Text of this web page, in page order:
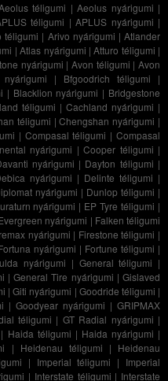
téligumi |Aeolus nyárigumi |
téligumi |APLUS nyárigumi |
téligumi | Arivo nyárigumi |Atlander
|Atlas nyárigumi |Atturo téligumi |
nyárigumi |Avon téligumi |Avon
| Bfgoodrich téligumi |
| Blacklion nyárigumi | Bridgestone
téligumi | Cachland nyárigumi |
téligumi |Chengshan nyárigumi |
| Compasal téligumi |Compasal
nyárigumi | Cooper téligumi |
nyárigumi | Dayton téligumi |
nyárigumi | Delinte téligumi |
nyárigumi | Dunlop téligumi |
nyárigumi | EP Tyre téligumi |
nyárigumi | Falken téligumi
nyárigumi | Firestone téligumi |
nyárigumi | Fortune téligumi |
nyárigumi | General téligumi |
|General Tire nyárigumi |Gislaved
|Giti nyárigumi | Goodride téligumi |
| Goodyear nyárigumi | GRIPMAX
téligumi | GT Radial nyárigumi |
| Haida téligumi | Haida nyárigumi |
| Heidenau téligumi | Heidenau
| Imperial téligumi | Imperial
| Interstate téligumi | Interstate